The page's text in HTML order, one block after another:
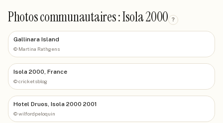
Photos communautaires : Isola 2000 ?
Gallinara Island
© Martina Rathgens
Isola 2000, France
©cricketsblog
Hotel Druos, Isola 2000 2001
©wilfordpeloquin